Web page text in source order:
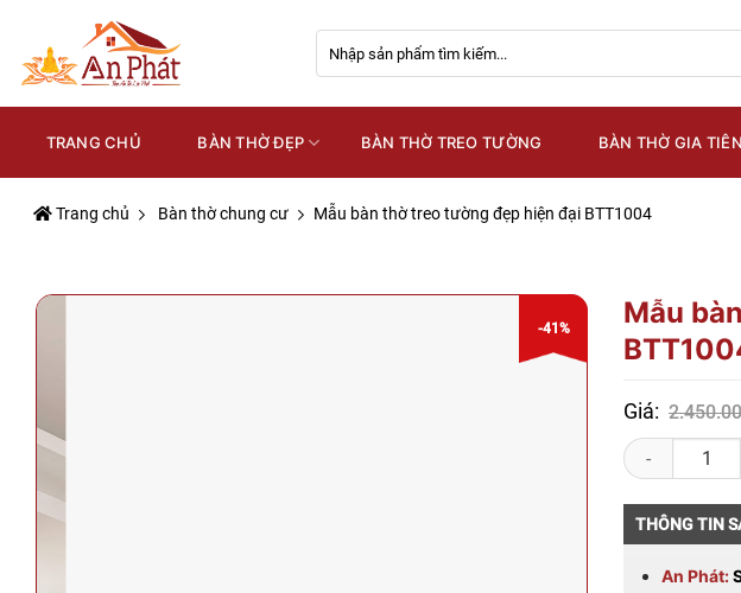
content
kiếm:
TRANG CHỦ BÀN THỜ ĐẸP BÀN THỜ TREO TƯỜNG BÀN THỜ GIA TIÊN
Trang chủ Bàn thờ chung cư Mẫu bàn thờ treo tường đẹp hiện đại BTT1004
-41%
Mẫu
Giá:
THÔNG TIN
An Phát:
Mẫu bàn thờ